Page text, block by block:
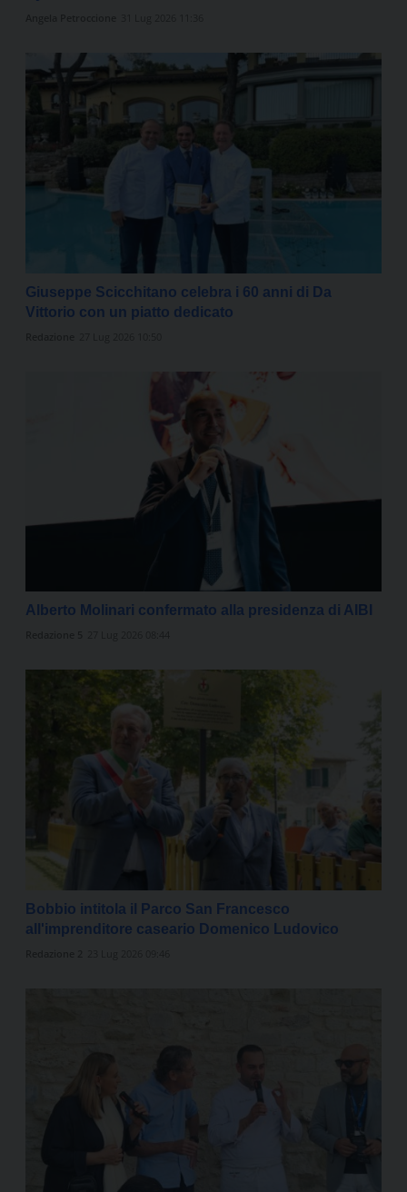
Giuseppe Scicchitano celebra i 60 anni di Da
Vittorio con un piatto dedicato
Alberto Molinari confermato alla presidenza di AIBI
Bobbio intitola il Parco San Francesco
all'imprenditore caseario Domenico Ludovico